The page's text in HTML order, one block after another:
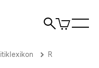
Suche
Artikel
im
R